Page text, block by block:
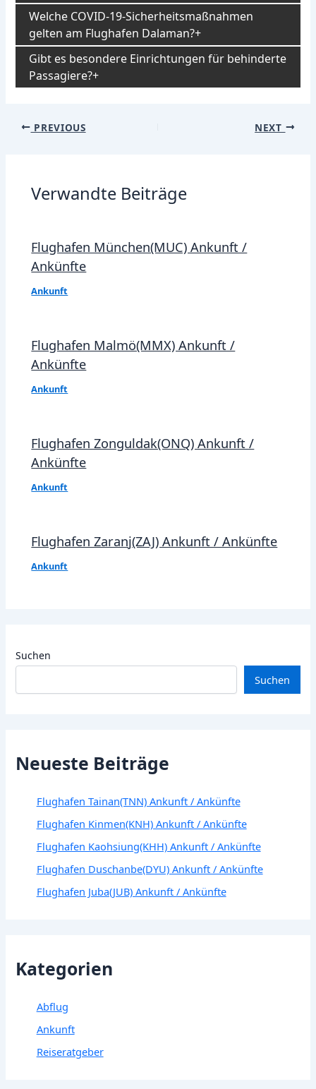
Welche COVID-19-Sicherheitsmaßnahmen
gelten am Flughafen Dalaman?
Gibt es besondere Einrichtungen für behinderte
Passagiere?
Post
PREVIOUS NEXT
Verwandte Beiträge
Flughafen München(MUC) Ankunft /
Ankünfte
Ankunft
Flughafen Malmö(MMX) Ankunft /
Ankünfte
Ankunft
Flughafen Zonguldak(ONQ) Ankunft /
Ankünfte
Ankunft
Flughafen Zaranj(ZAJ) Ankunft / Ankünfte
Ankunft
Suchen
Suchen
Neueste Beiträge
Flughafen Tainan(TNN) Ankunft / Ankünfte
Flughafen Kinmen(KNH) Ankunft / Ankünfte
Flughafen Kaohsiung(KHH) Ankunft / Ankünfte
Flughafen Duschanbe(DYU) Ankunft / Ankünfte
Flughafen Juba(JUB) Ankunft / Ankünfte
Kategorien
Abflug
Ankunft
Reiseratgeber